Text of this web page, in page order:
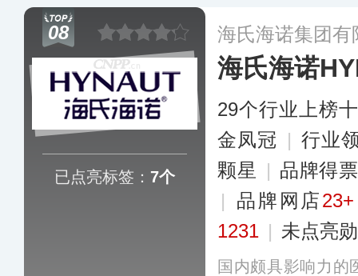
护口罩系列及日
更多
08
已点亮标签： 7个
海氏海诺集团有
海氏海诺
29个行业上榜
金凤冠 | 行业
颗星
| 品牌得票
|
品牌网店23+
1231 | 未点亮
国内颇具影响力的